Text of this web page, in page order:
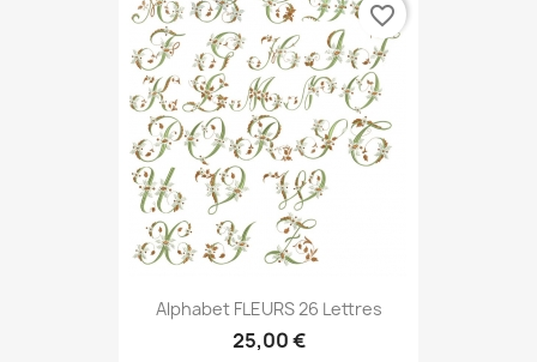
Alphabet FLEURS 26 Lettres
25,00 €
favorite_border